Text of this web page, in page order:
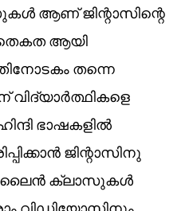
ആണ് ജിന്റാസിന്റെ
ആയി
തന്നെ
വിദ്യാർത്ഥികളെ
ഭാഷകളിൽ
ജിന്റാസിനു
ക്ലാസുകൾ